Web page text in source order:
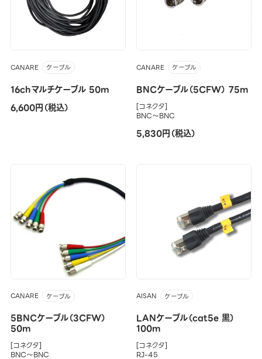
CANARE ケーブル
16chマルチケーブル 50m
6,600円（税込）
CANARE ケーブル
BNCケーブル（5CFW） 75m
[コネクタ]
BNC～BNC
5,830円（税込）
CANARE ケーブル
5BNCケーブル（3CFW）
50m
[コネクタ]
BNC～BNC
AISAN ケーブル
LANケーブル（cat5e 黒）
100m
[コネクタ]
RJ-45